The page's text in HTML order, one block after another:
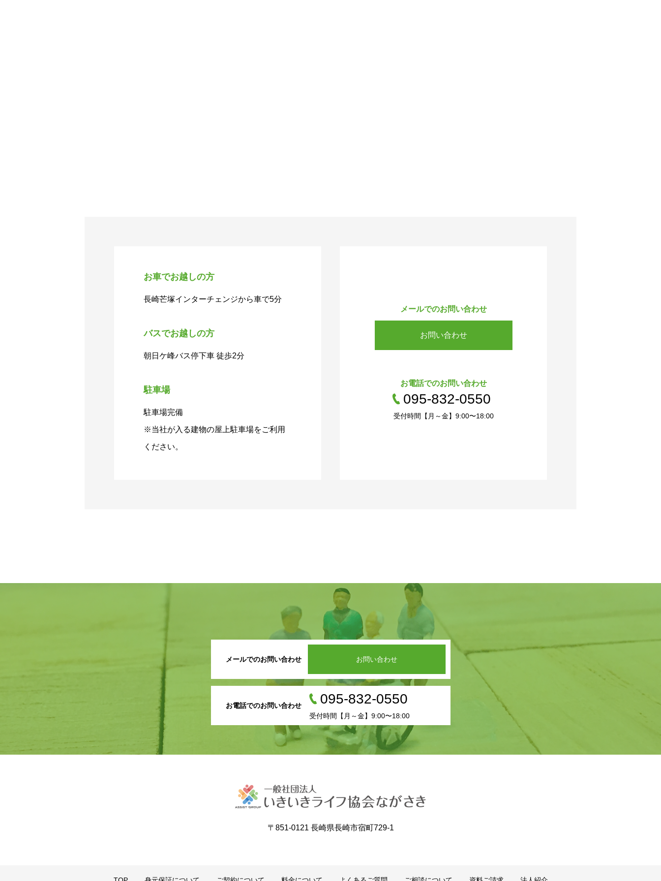
お車でお越しの方
長崎芒塚インターチェンジから車で5分
バスでお越しの方
朝日ケ峰バス停下車 徒歩2分
駐車場
駐車場完備
※当社が入る建物の屋上駐車場をご利用
ください。
メールでのお問い合わせ
お問い合わせ
お電話でのお問い合わせ
095-832-0550
受付時間【月～金】9:00〜18:00
メールでのお問い合わせ お問い合わせ
お電話でのお問い合わせ 095-832-0550
受付時間【月～金】9:00〜18:00
〒851-0121 長崎県長崎市宿町729-1